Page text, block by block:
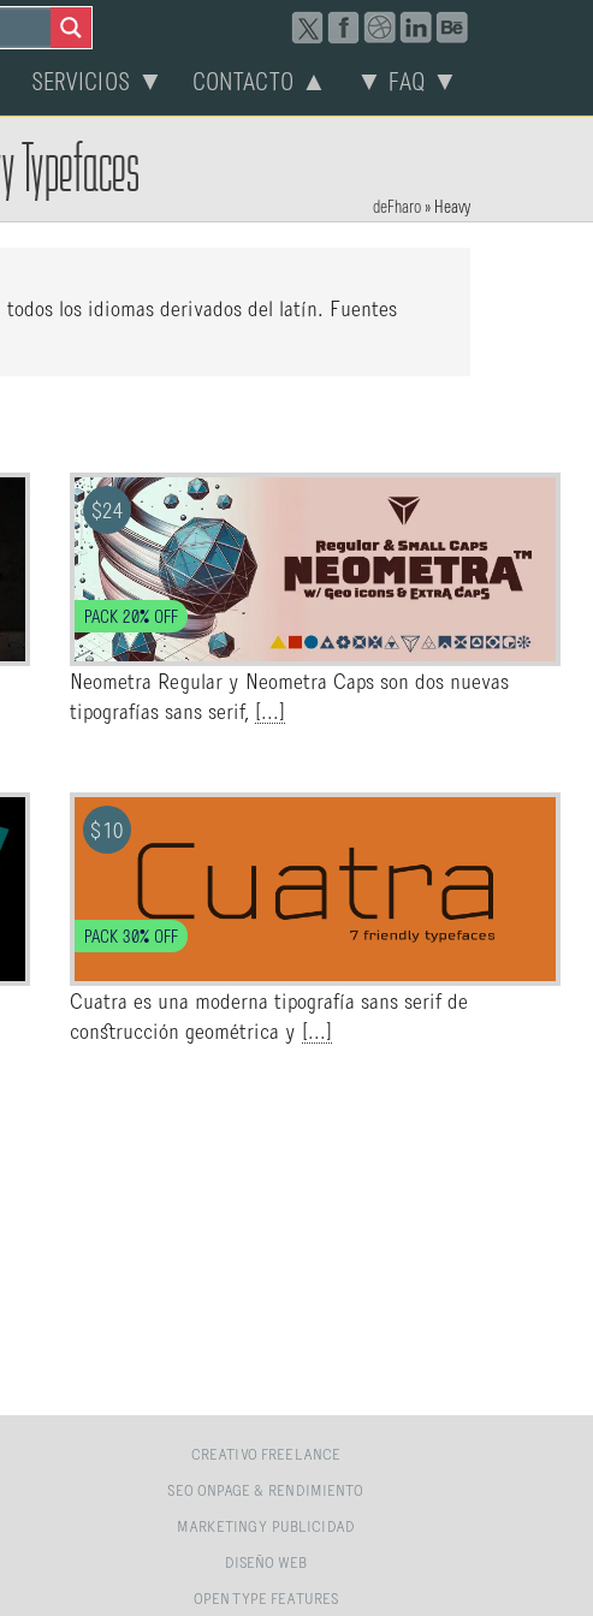
SERVICIOS ▼ CONTACTO ▲ ▼ FAQ ▼
Typefaces
deFharo » Heavy
todos los idiomas derivados del latín. Fuentes
$24
PACK 20% OFF
Neometra Regular y Neometra Caps son dos nuevas
tipografías sans serif,
[...]
$10
PACK 30% OFF
Cuatra es una moderna tipografía sans serif de
construcción geométrica y
[...]
CREATIVO FREELANCE
SEO ONPAGE & RENDIMIENTO
MARKETING Y PUBLICIDAD
DISEÑO WEB
OPEN TYPE FEATURES